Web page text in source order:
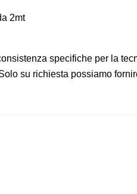
2mt
specifiche per la
su richiesta possiamo